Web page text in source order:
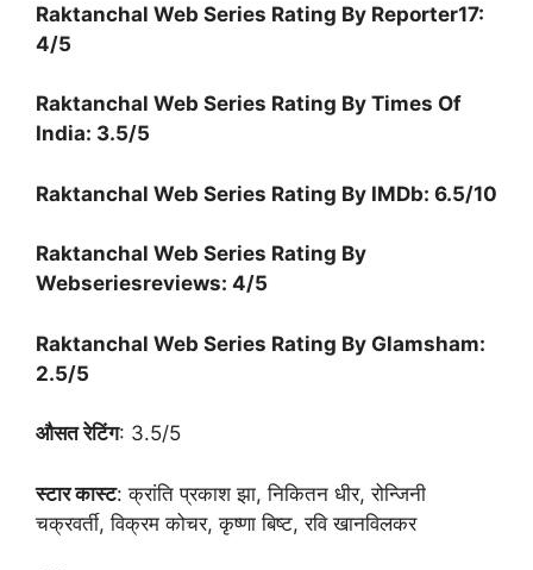
Raktanchal Web Series Rating By Reporter17:
4/5
Raktanchal Web Series Rating By Times Of
India: 3.5/5
Raktanchal Web Series Rating By IMDb: 6.5/10
Raktanchal Web Series Rating By
Webseriesreviews: 4/5
Raktanchal Web Series Rating By Glamsham:
2.5/5
औसत रेटिंग: 3.5/5
स्टार कास्ट: क्रांति प्रकाश झा, निकितन धीर, रोन्जिनी
चक्रवर्ती, विक्रम कोचर, कृष्णा बिष्ट, रवि खानविलकर